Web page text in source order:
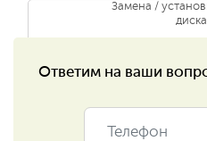
1 200
Замена /
диска
Ответим на ваши